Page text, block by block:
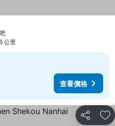
公里
查看價格
分享 放